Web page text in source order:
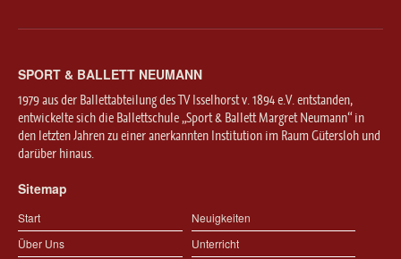
SPORT & BALLETT NEUMANN
1979 aus der Ballettabteilung des TV Isselhorst v. 1894 e.V. entstanden,
entwickelte sich die Ballettschule „Sport & Ballett Margret Neumann“ in
den letzten Jahren zu einer anerkannten Institution im Raum Gütersloh und
darüber hinaus.
Sitemap
Start
Neuigkeiten
Über Uns
Unterricht